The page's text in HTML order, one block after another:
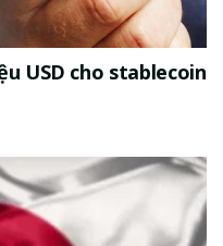
USD cho stablecoin